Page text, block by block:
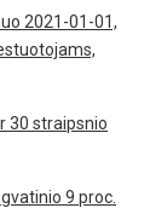
2021-01-01,
30 straipsnio
9 proc.